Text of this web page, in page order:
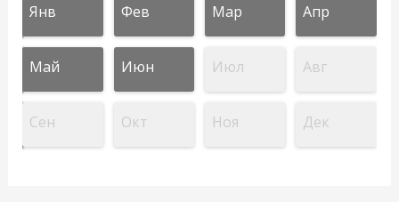
Янв Фев Мар Апр
Май Июн Июл Авг
Сен Окт Ноя Дек